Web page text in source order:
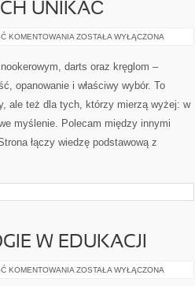
UNIKAĆ
KOMENTOWANIA NAJWIĘKSZE
JAK
ICH
ZOSTAŁA WYŁĄCZONA
darts oraz kręglom –
opanowanie i właściwy wybór. To
ale też dla tych, którzy mierzą wyżej: w
myślenie. Polecam między innymi
łączy wiedzę podstawową z
W EDUKACJI
KOMENTOWANIA NOWOCZESNE
ZOSTAŁA WYŁĄCZONA